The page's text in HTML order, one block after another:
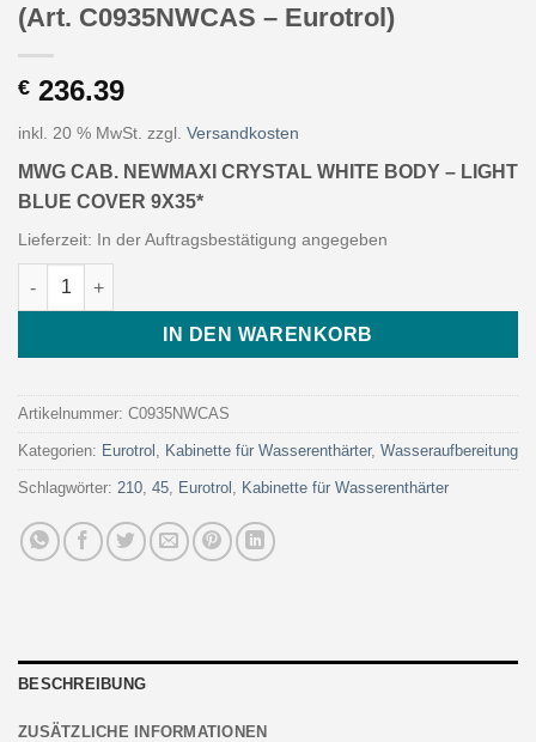
(Art. C0935NWCAS – Eurotrol)
€ 236.39
inkl. 20 % MwSt. zzgl. Versandkosten
MWG CAB. NEWMAXI CRYSTAL WHITE BODY – LIGHT
BLUE COVER 9X35*
Lieferzeit: In der Auftragsbestätigung angegeben
MWG CAB. NEWMAXI CRYSTAL WHITE BODY - LIGHT BLUE
IN DEN WARENKORB
Artikelnummer: C0935NWCAS
Kategorien: Eurotrol , Kabinette für Wasserenthärter, Wasseraufbereitung
Schlagwörter: 210, 45, Eurotrol , Kabinette für Wasserenthärter
BESCHREIBUNG
ZUSÄTZLICHE INFORMATIONEN